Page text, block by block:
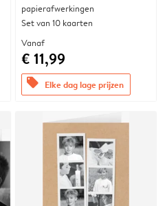
papierafwerkingen
Set van 10 kaarten
Vanaf
€ 11,99
offers Elke dag lage prijzen